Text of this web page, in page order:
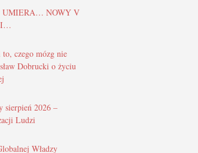
UMIERA… NOWY V
czego mózg nie
Dobrucki o życiu
sierpień 2026 –
Ludzi
Władzy